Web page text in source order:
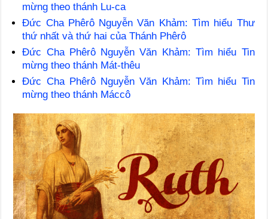
mừng theo thánh Lu-ca
Đức Cha Phêrô Nguyễn Văn Khảm: Tìm hiểu Thư
thứ nhất và thứ hai của Thánh Phêrô
Đức Cha Phêrô Nguyễn Văn Khảm: Tìm hiểu Tin
mừng theo thánh Mát-thêu
Đức Cha Phêrô Nguyễn Văn Khảm: Tìm hiểu Tin
mừng theo thánh Máccô